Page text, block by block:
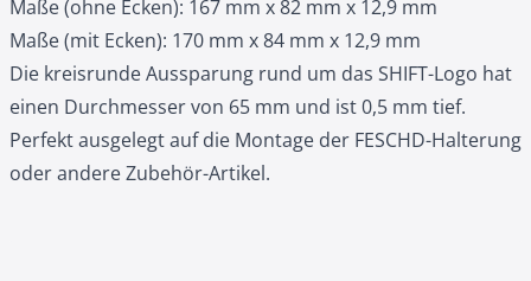
Maße (ohne Ecken): 167 mm x 82 mm x 12,9 mm
Maße (mit Ecken): 170 mm x 84 mm x 12,9 mm
Die kreisrunde Aussparung rund um das SHIFT-Logo hat
einen Durchmesser von 65 mm und ist 0,5 mm tief.
Perfekt ausgelegt auf die Montage der FESCHD-Halterung
oder andere Zubehör-Artikel.